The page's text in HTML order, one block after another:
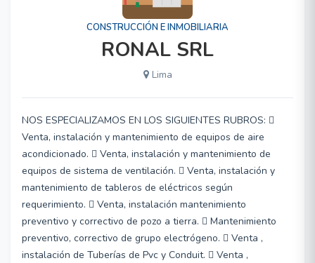
CONSTRUCCIÓN E INMOBILIARIA
RONAL SRL
Lima
NOS ESPECIALIZAMOS EN LOS SIGUIENTES RUBROS: 
Venta, instalación y mantenimiento de equipos de aire
acondicionado.  Venta, instalación y mantenimiento de
equipos de sistema de ventilación.  Venta, instalación y
mantenimiento de tableros de eléctricos según
requerimiento.  Venta, instalación mantenimiento
preventivo y correctivo de pozo a tierra.  Mantenimiento
preventivo, correctivo de grupo electrógeno.  Venta ,
instalación de Tuberías de Pvc y Conduit.  Venta ,